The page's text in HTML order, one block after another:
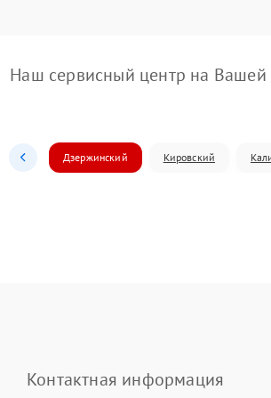
Наш сервисный центр на Вашей
Дзержинский Кировский
Контактная информация